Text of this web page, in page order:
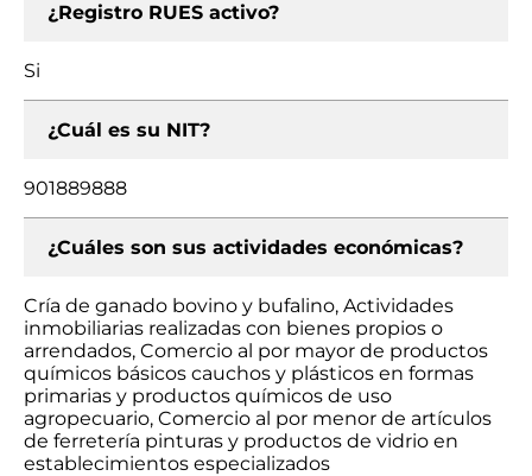
¿Registro RUES activo?
Si
¿Cuál es su NIT?
901889888
¿Cuáles son sus actividades económicas?
Cría de ganado bovino y bufalino, Actividades
inmobiliarias realizadas con bienes propios o
arrendados, Comercio al por mayor de productos
químicos básicos cauchos y plásticos en formas
primarias y productos químicos de uso
agropecuario, Comercio al por menor de artículos
de ferretería pinturas y productos de vidrio en
establecimientos especializados